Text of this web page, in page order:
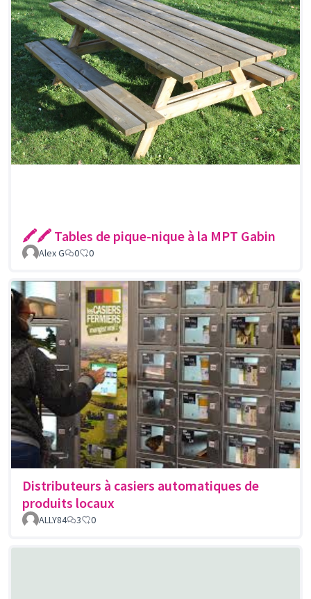
🖍🖍 Tables de pique-nique à la MPT Gabin
Alex G 0 0
Distributeurs à casiers automatiques de
produits locaux
ALLY84 3 0